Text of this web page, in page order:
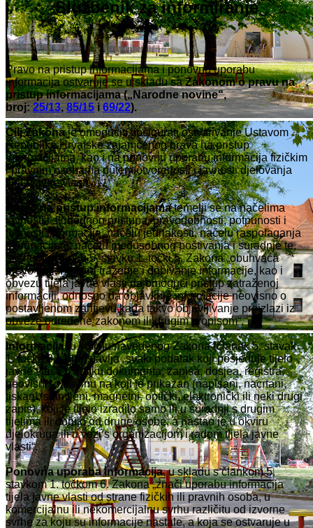
Službenik za informiranje
Pravo na pristup informacijama i ponovnu uporabu
informacija ostvaruje se u skladu saZakonom o pravu na
pristup informacijama („Narodne novine“,
broj:25/13,85/15 i69/22).
Cilj Zakonaje omogućiti i osigurati ostvarivanje Ustavom
Republike Hrvatske zajamčenog prava na pristup
informacijama, kao i na ponovnu uporabu informacija fizičkim
i pravnim osobama putem otvorenosti i javnosti djelovanja
tijela javne vlasti.
Pravo na pristup informacijamatemelji se na načelima
javnosti i slobodnog pristupa, pravodobnosti, potpunosti i
točnosti informacija, načelu jednakosti, načelu raspolaganja
informacijom, načelu međusobnog poštivanja i suradnje te,
sukladno članku 5. stavku 1. točki 5. Zakona „obuhvaća
pravo korisnika na traženje i dobivanje informacije, kao i
obvezu tijela javne vlasti da omogući pristup zatraženoj
informaciji, odnosno da objavljuje informacije neovisno o
postavljenom zahtjevu kada takvo objavljivanje proizlazi iz
obveze određene zakonom ili drugim propisom“.
Informacija, u smislu navedenog Zakona (članak 5. stavak
1. točka 3.), predstavlja „svaki podatak koji posjeduje tijelo
javne vlasti u obliku dokumenta, zapisa, dosjea, registra,
neovisno o načinu na koji je prikazan (napisani, nacrtani,
tiskani, snimljeni, magnetni, optički, elektronički ili neki drugi
zapis), koji je tijelo izradilo samo ili u suradnji s drugim
tijelima ili dobilo od druge osobe, a nastao je u okviru
djelokruga ili u vezi s organizacijom i radom tijela javne
vlasti“.
Ponovna uporaba informacija, u skladu s člankom 5.
stavkom 1. točkom 6. Zakona „znači uporabu informacija
tijela javne vlasti od strane fizičkih ili pravnih osoba, u
komercijalnu ili nekomercijalnu svrhu različitu od izvorne
svrhe za koju su informacije nastale, a koja se ostvaruje u